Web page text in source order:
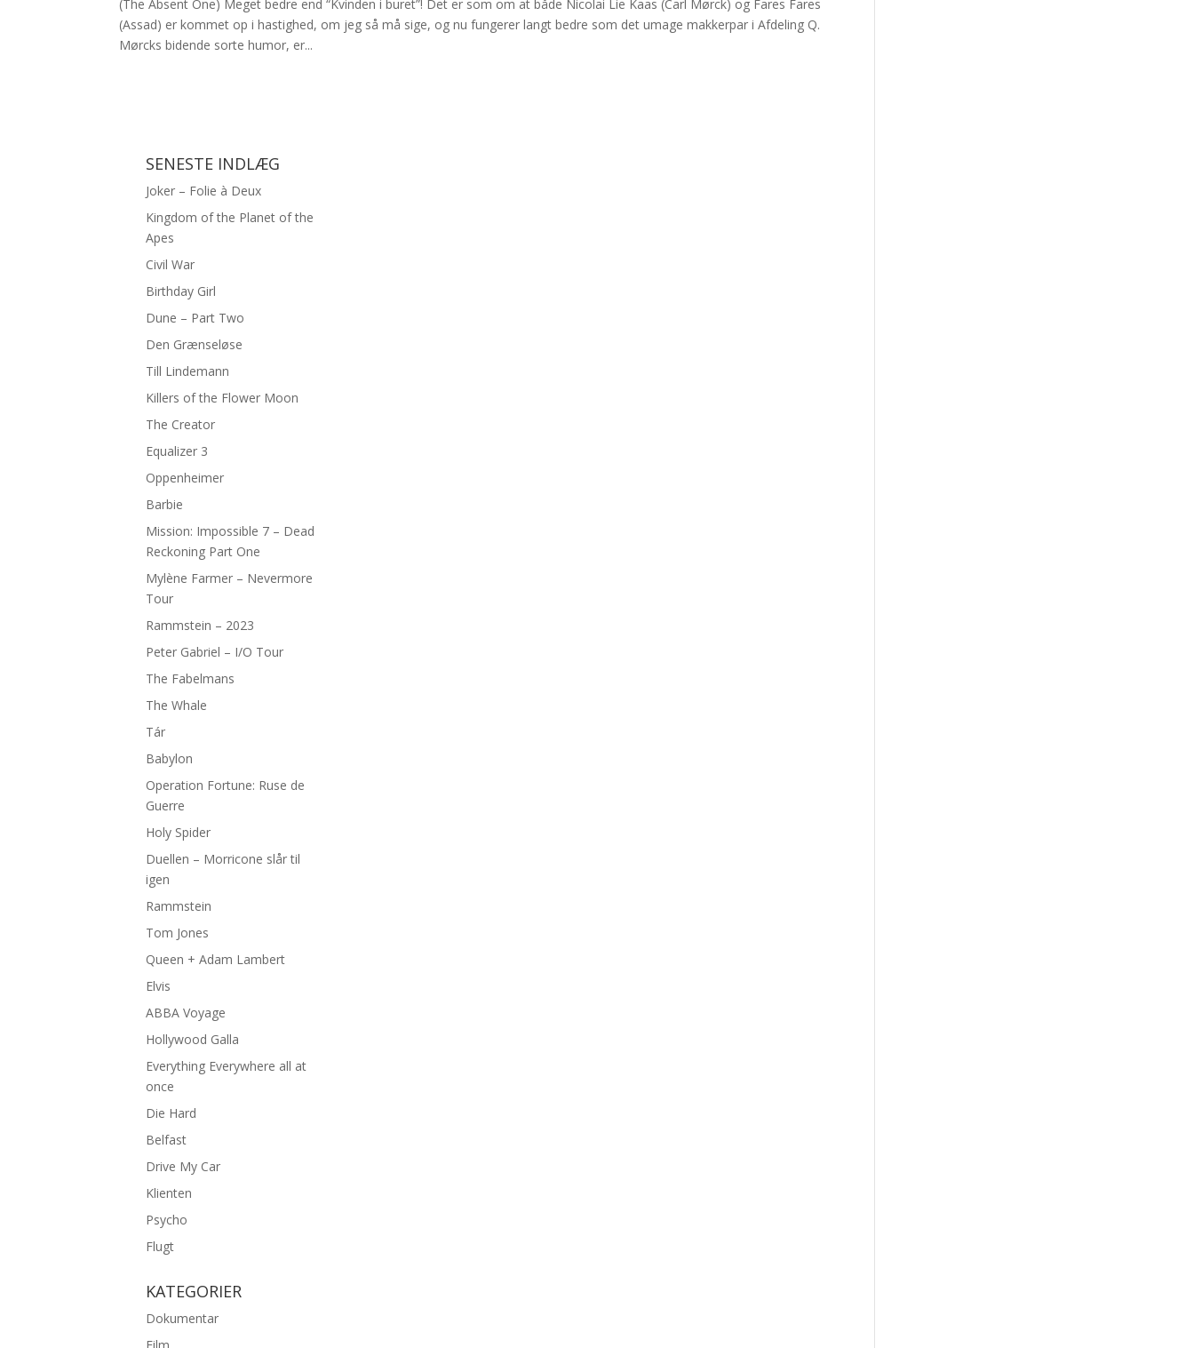
(The Absent One) Meget bedre end “Kvinden i buret”! Det er som om at både Nicolai Lie Kaas (Carl Mørck) og Fares Fares
(Assad) er kommet op i hastighed, om jeg så må sige, og nu fungerer langt bedre som det umage makkerpar i Afdeling Q.
Mørcks bidende sorte humor, er...
SENESTE INDLÆG
Joker – Folie à Deux
Kingdom of the Planet of the
Apes
Civil War
Birthday Girl
Dune – Part Two
Den Grænseløse
Till Lindemann
Killers of the Flower Moon
The Creator
Equalizer 3
Oppenheimer
Barbie
Mission: Impossible 7 – Dead
Reckoning Part One
Mylène Farmer – Nevermore
Tour
Rammstein – 2023
Peter Gabriel – I/O Tour
The Fabelmans
The Whale
Tár
Babylon
Operation Fortune: Ruse de
Guerre
Holy Spider
Duellen – Morricone slår til
igen
Rammstein
Tom Jones
Queen + Adam Lambert
Elvis
ABBA Voyage
Hollywood Galla
Everything Everywhere all at
once
Die Hard
Belfast
Drive My Car
Klienten
Psycho
Flugt
KATEGORIER
Dokumentar